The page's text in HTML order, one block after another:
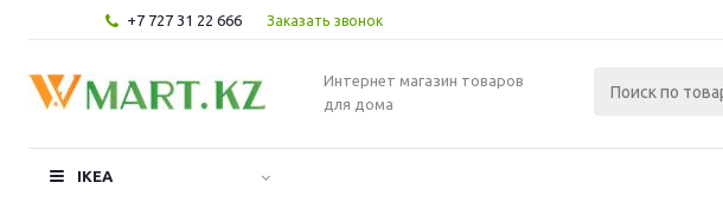
+7 727 31 22 666 Заказать звонок
Интернет магазин товаров
для дома
IKEA